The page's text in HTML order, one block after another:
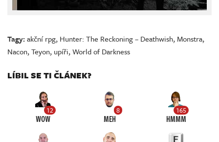
Tagy:akční rpg, Hunter: The Reckoning – Deathwish, Monstra,
Nacon,Teyon, upíři,World of Darkness
LÍBIL SE TI ČLÁNEK?
12
WOW
8
MEH
165
HMMM